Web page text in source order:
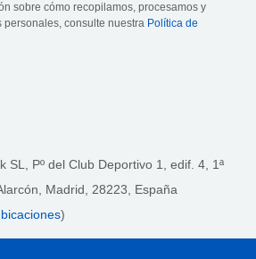
sobre cómo recopilamos, procesamos y
personales, consulte nuestra Política de
SL, Pº del Club Deportivo 1, edif. 4, 1ª
Madrid, 28223 , España
)